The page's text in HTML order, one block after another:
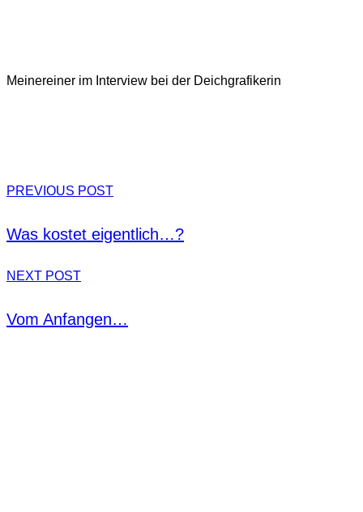
Meinereiner im Interview bei der Deichgrafikerin
PREVIOUS POST
Was kostet eigentlich…?
NEXT POST
Vom Anfangen…